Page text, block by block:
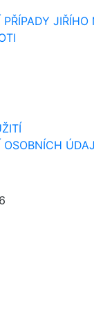
JIŘÍHO
OSOBNÍCH